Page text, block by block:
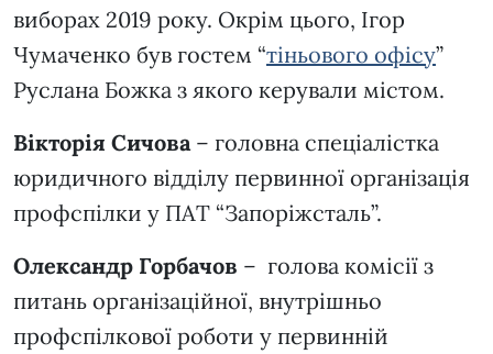
виборах 2019 року. Окрім цього, Ігор
Чумаченко був гостем “тіньового офісу”
Руслана Божка з якого керували містом.
Вікторія Сичова – головна спеціалістка
юридичного відділу первинної організація
профспілки у ПАТ “Запоріжсталь”.
Олександр Горбачов – голова комісії з
питань організаційної, внутрішньо
профспілкової роботи у первинній